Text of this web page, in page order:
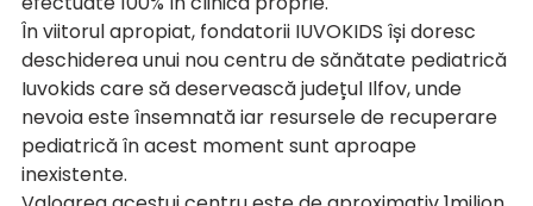
În viitorul apropiat, fondatorii IUVOKIDS își doresc
deschiderea unui nou centru de sănătate pediatrică
Iuvokids care să deservească județul Ilfov, unde
nevoia este însemnată iar resursele de recuperare
pediatrică în acest moment sunt aproape
inexistente.